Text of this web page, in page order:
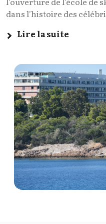
dans l'histoire des
Lire la suite